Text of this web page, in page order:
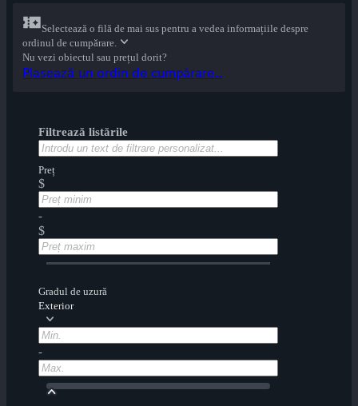
Selectează o filă de mai sus pentru a vedea informațiile despre
ordinul de cumpărare.
Nu vezi obiectul sau prețul dorit?
Plasează un ordin de cumpărare...
Filtrează listările
Preț
$
-
$
Gradul de uzură
Exterior
-